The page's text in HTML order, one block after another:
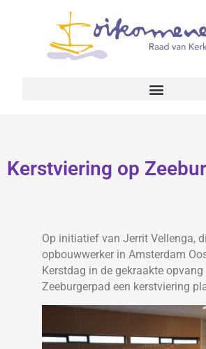
Kerstviering op
Op initiatief van Jerrit Vellenga,
opbouwwerker in Amsterdam
Kerstdag in de gekraakte
Zeeburgerpad een kerstviering